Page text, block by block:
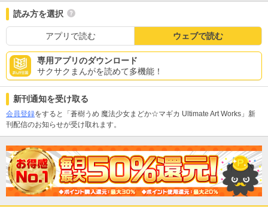
読み方を選択
アプリで読む ウェブで読む
専用アプリのダウンロード
サクサクまんがを読めて多機能！
新刊通知を受け取る
会員登録をすると「蒼樹うめ 魔法少女まどか☆マギカ Ultimate Art Works」新
刊配信のお知らせが受け取れます。